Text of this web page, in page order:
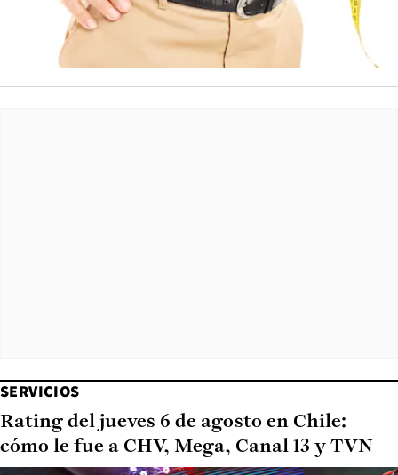
SERVICIOS
Rating del jueves 6 de agosto en Chile:
cómo le fue a CHV, Mega, Canal 13 y TVN